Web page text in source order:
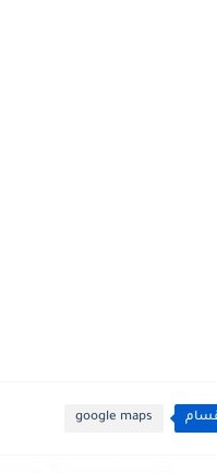
google maps